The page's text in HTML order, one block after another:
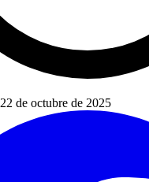
22 de octubre de 2025